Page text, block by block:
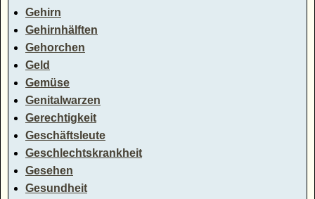
Gehirn
Gehirnhälften
Gehorchen
Geld
Gemüse
Genitalwarzen
Gerechtigkeit
Geschäftsleute
Geschlechtskrankheit
Gesehen
Gesundheit